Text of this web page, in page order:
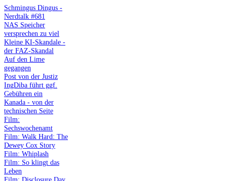
Schmingus Dingus -
Nerdtalk #681
NAS Speicher
versprechen zu viel
Kleine KI-Skandale -
der FAZ-Skandal
Auf den Lime
gegangen
Post von der Justiz
IngDiba führt ggf.
Gebühren ein
Kanada - von der
technischen Seite
Film:
Sechswochenamt
Film: Walk Hard: The
Dewey Cox Story
Film: Whiplash
Film: So klingt das
Leben